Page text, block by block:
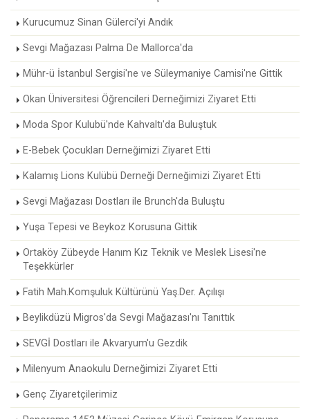
Kurucumuz Sinan Gülerci'yi Andık
Sevgi Mağazası Palma De Mallorca'da
Mühr-ü İstanbul Sergisi'ne ve Süleymaniye Camisi'ne Gittik
Okan Üniversitesi Öğrencileri Derneğimizi Ziyaret Etti
Moda Spor Kulubü'nde Kahvaltı'da Buluştuk
E-Bebek Çocukları Derneğimizi Ziyaret Etti
Kalamış Lions Kulübü Derneği Derneğimizi Ziyaret Etti
Sevgi Mağazası Dostları ile Brunch'da Buluştu
Yuşa Tepesi ve Beykoz Korusuna Gittik
Ortaköy Zübeyde Hanım Kız Teknik ve Meslek Lisesi'ne
Teşekkürler
Fatih Mah.Komşuluk Kültürünü Yaş.Der. Açılışı
Beylikdüzü Migros'da Sevgi Mağazası'nı Tanıttık
SEVGİ Dostları ile Akvaryum'u Gezdik
Milenyum Anaokulu Derneğimizi Ziyaret Etti
Genç Ziyaretçilerimiz